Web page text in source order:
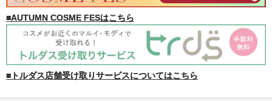
■AUTUMN COSME FESはこちら
■トルダス店舗受け取りサービスについてはこちら